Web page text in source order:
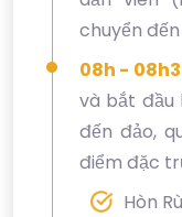
chuyển
08h -
và bắt đầu
đến đảo,
điểm đặc
Hòn